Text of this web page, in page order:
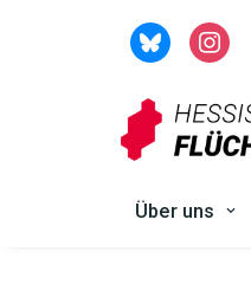
Über uns